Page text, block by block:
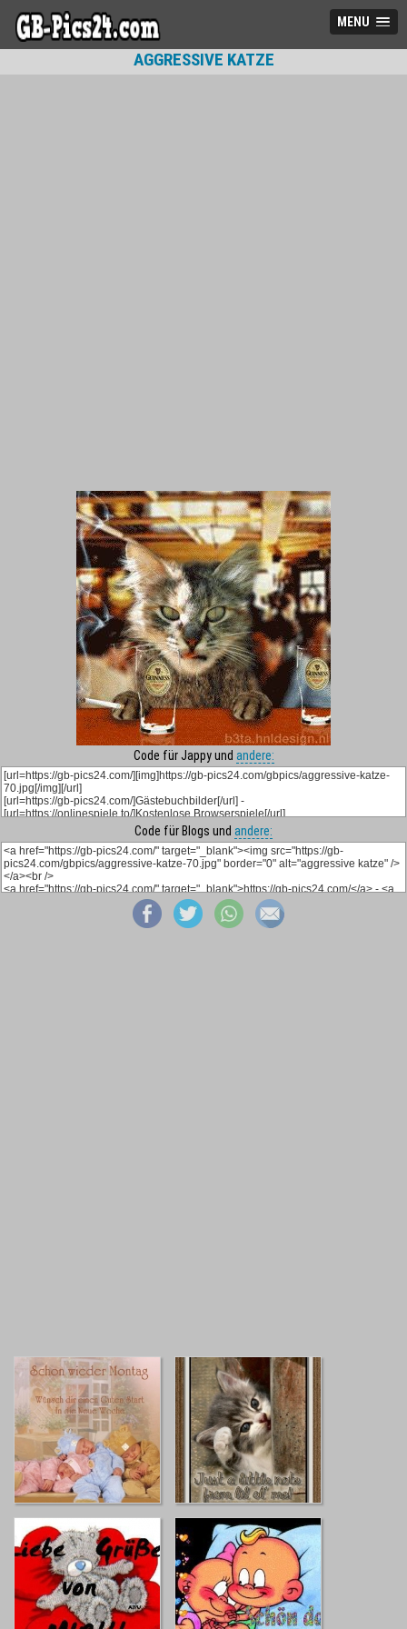
MENU
AGGRESSIVE KATZE
Code für Jappy und andere:
Code für Blogs und andere: